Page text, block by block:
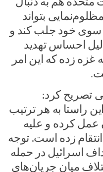
بتواند
سوی خود جلب کند و
دلیل احساس تهدید
زده که این امر
تصریح کرد:
راستا به هر ترتیب
عمل کرده و علیه
زده است. توجه
اسرائیل در حمله
میان جریان‌های